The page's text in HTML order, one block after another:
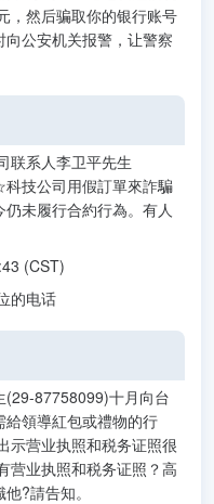
，然后骗取你的银行账号
公安机关报警，让警察
联系人李卫平先生
技公司用假訂單來詐騙
未履行合約行為。有人
(CST)
的电话
(29-87758099)十月向台
領導紅包或禮物的行
示营业执照和税务证照很
营业执照和税务证照？高
?請告知。